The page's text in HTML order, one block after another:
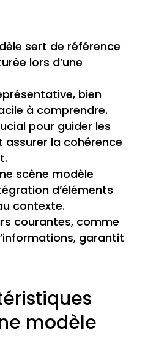
sert de référence
lors d’une
bien
à comprendre.
pour guider les
la cohérence
scène modèle
d’éléments
contexte.
courantes, comme
garantit
modèle